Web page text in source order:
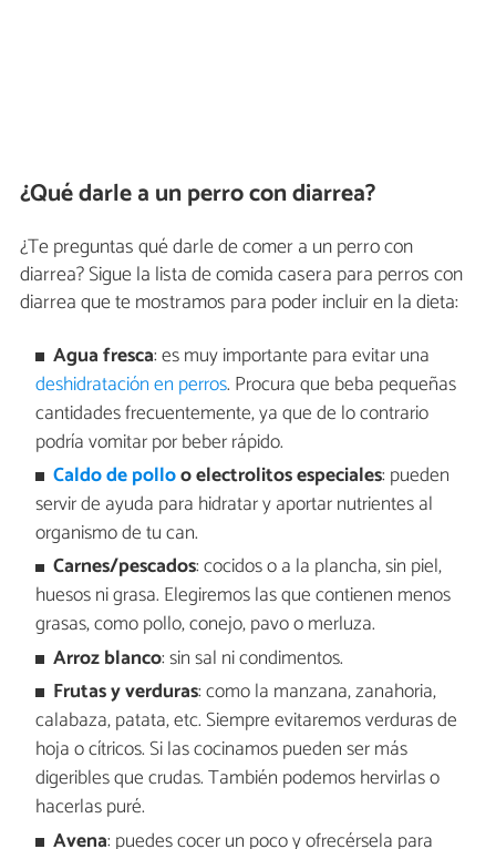
¿Qué darle a un perro con diarrea?
¿Te preguntas qué darle de comer a un perro con
diarrea? Sigue la lista de comida casera para perros con
diarrea que te mostramos para poder incluir en la dieta:
Agua fresca: es muy importante para evitar una
deshidratación en perros. Procura que beba pequeñas
cantidades frecuentemente, ya que de lo contrario
podría vomitar por beber rápido.
Caldo de polloo electrolitos especiales: pueden
servir de ayuda para hidratar y aportar nutrientes al
organismo de tu can.
Carnes/pescados: cocidos o a la plancha, sin piel,
huesos ni grasa. Elegiremos las que contienen menos
grasas, como pollo, conejo, pavo o merluza.
Arroz blanco: sin sal ni condimentos.
Frutas yverduras: como la manzana, zanahoria,
calabaza, patata, etc. Siempre evitaremos verduras de
hoja o cítricos. Si las cocinamos pueden ser más
digeribles que crudas. También podemos hervirlas o
hacerlas puré.
Avena: puedes cocer un poco y ofrecérsela para